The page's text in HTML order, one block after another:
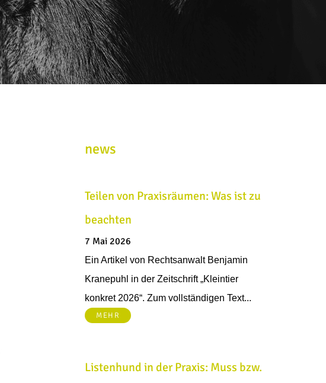
news
Teilen von Praxisräumen: Was ist zu
beachten
7 Mai 2026
Ein Artikel von Rechtsanwalt Benjamin
Kranepuhl in der Zeitschrift „Kleintier
konkret 2026“. Zum vollständigen Text...
MEHR
Listenhund in der Praxis: Muss bzw.